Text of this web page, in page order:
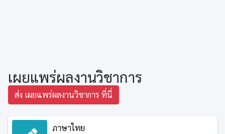
เผยแพร่ผลงานวิชาการ
ส่ง เผยแพร่ผลงานวิชาการ ที่นี่
ภาษาไทย